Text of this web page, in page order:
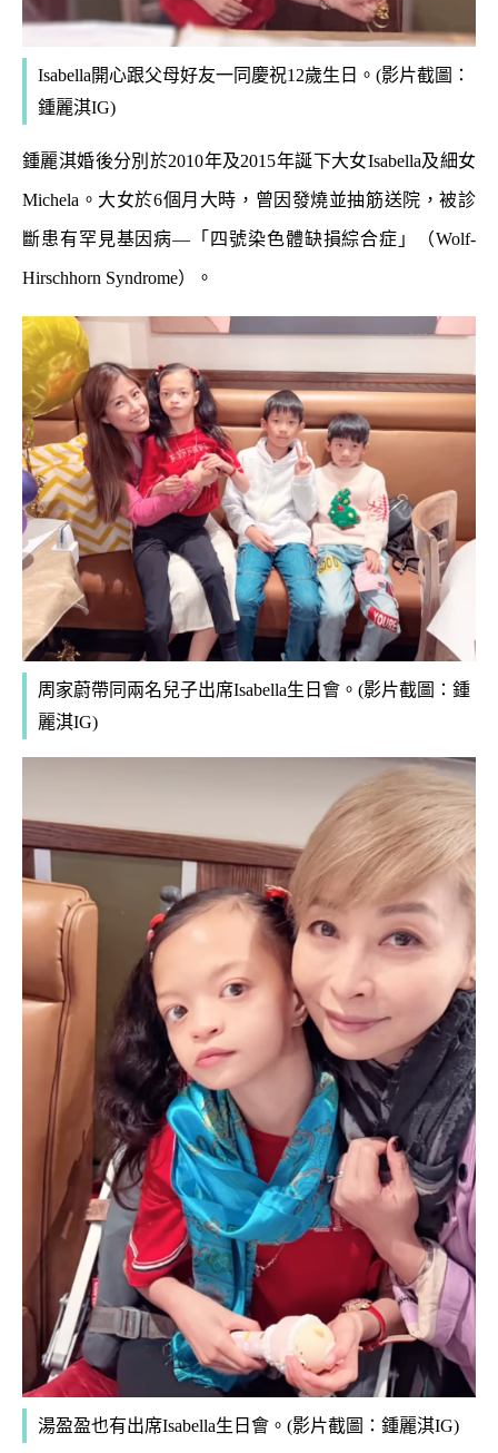
Isabella開心跟父母好友一同慶祝12歲生日。(影片截圖：
鍾麗淇IG)
鍾麗淇婚後分別於2010年及2015年誕下大女Isabella及細女
Michela。大女於6個月大時，曾因發燒並抽筋送院，被診
斷患有罕見基因病—「四號染色體缺損綜合症」（Wolf-
Hirschhorn Syndrome）。
周家蔚帶同兩名兒子出席Isabella生日會。(影片截圖：鍾
麗淇IG)
湯盈盈也有出席Isabella生日會。(影片截圖：鍾麗淇IG)